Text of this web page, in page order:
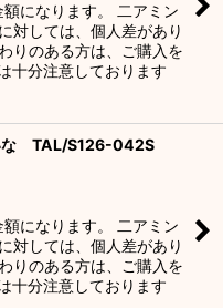
になります。 二アミン
対しては、個人差があり
りのある方は、ご購入を
十分注意しております
な TAL/S126-042S
になります。 二アミン
対しては、個人差があり
りのある方は、ご購入を
十分注意しております